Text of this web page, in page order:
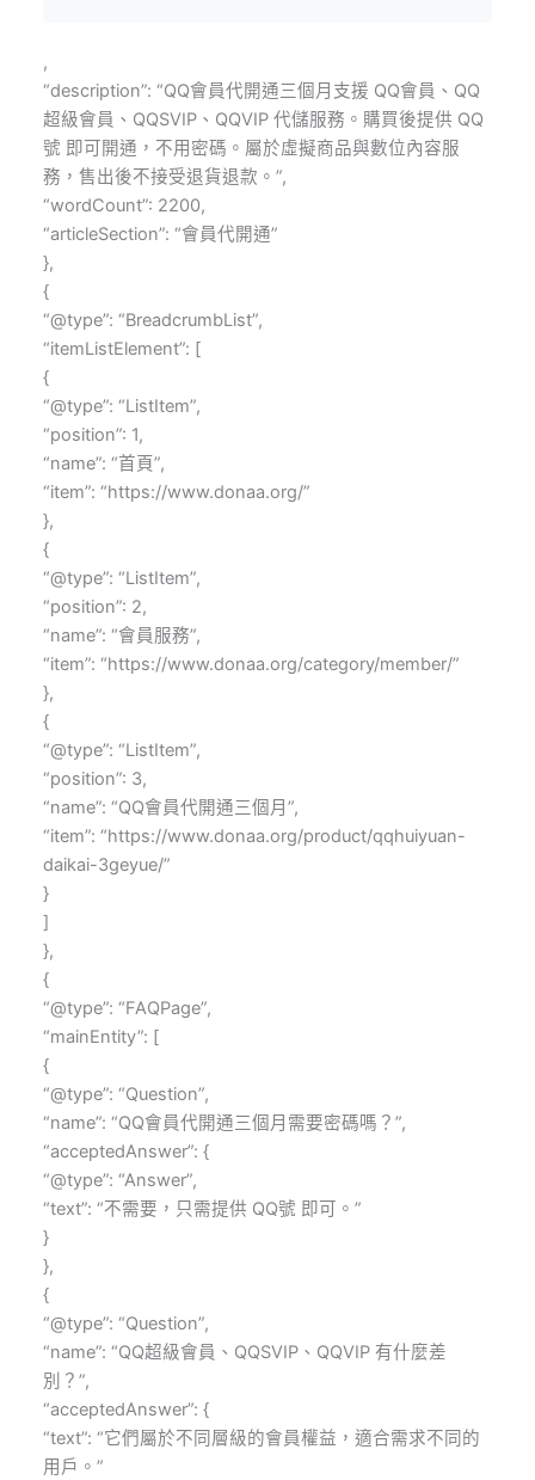
,
“description”: “QQ會員代開通三個月支援 QQ會員、QQ
超級會員、QQSVIP、QQVIP 代儲服務。購買後提供 QQ
號 即可開通，不用密碼。屬於虛擬商品與數位內容服
務，售出後不接受退貨退款。”,
“wordCount”: 2200,
“articleSection”: “會員代開通”
},
{
“@type”: “BreadcrumbList”,
“itemListElement”: [
{
“@type”: “ListItem”,
“position”: 1,
“name”: “首頁”,
“item”: “https://www.donaa.org/”
},
{
“@type”: “ListItem”,
“position”: 2,
“name”: “會員服務”,
“item”: “https://www.donaa.org/category/member/”
},
{
“@type”: “ListItem”,
“position”: 3,
“name”: “QQ會員代開通三個月”,
“item”: “https://www.donaa.org/product/qqhuiyuan-
daikai-3geyue/”
}
]
},
{
“@type”: “FAQPage”,
“mainEntity”: [
{
“@type”: “Question”,
“name”: “QQ會員代開通三個月需要密碼嗎？”,
“acceptedAnswer”: {
“@type”: “Answer”,
“text”: “不需要，只需提供 QQ號 即可。”
}
},
{
“@type”: “Question”,
“name”: “QQ超級會員、QQSVIP、QQVIP 有什麼差
別？”,
“acceptedAnswer”: {
“text”: “它們屬於不同層級的會員權益，適合需求不同的
用戶。”